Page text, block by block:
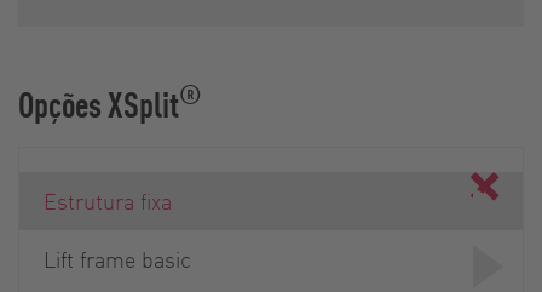
Opções XSplit®
Estrutura fixa
Lift frame basic